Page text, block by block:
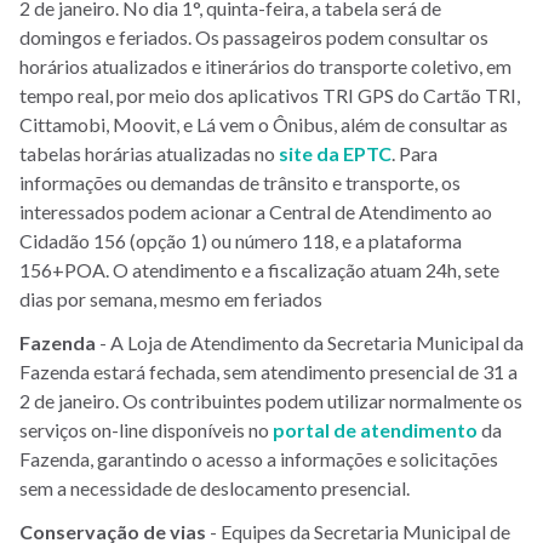
2 de janeiro. No dia 1°, quinta-feira, a tabela será de
domingos e feriados. Os passageiros podem consultar os
horários atualizados e itinerários do transporte coletivo, em
tempo real, por meio dos aplicativos TRI GPS do Cartão TRI,
Cittamobi, Moovit, e Lá vem o Ônibus, além de consultar as
tabelas horárias atualizadas no site da EPTC . Para
informações ou demandas de trânsito e transporte, os
interessados podem acionar a Central de Atendimento ao
Cidadão 156 (opção 1) ou número 118, e a plataforma
156+POA. O atendimento e a fiscalização atuam 24h, sete
dias por semana, mesmo em feriados
Fazenda - A Loja de Atendimento da Secretaria Municipal da
Fazenda estará fechada, sem atendimento presencial de 31 a
2 de janeiro. Os contribuintes podem utilizar normalmente os
serviços on-line disponíveis no portal de atendimento da
Fazenda, garantindo o acesso a informações e solicitações
sem a necessidade de deslocamento presencial.
Conservação de vias - Equipes da Secretaria Municipal de